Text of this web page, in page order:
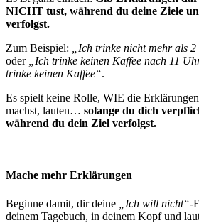
NICHT tust, während du deine Ziele
verfolgst.
Zum Beispiel:
„Ich trinke nicht mehr als
oder
„Ich trinke keinen Kaffee nach 11
trinke keinen Kaffee“.
Es spielt keine Rolle, WIE die
machst, lauten… solange du dich
während du dein Ziel verfolgst.
Mache mehr Erklärungen
Beginne damit, dir deine „Ich will nicht“-
deinem Tagebuch, in deinem Kopf und